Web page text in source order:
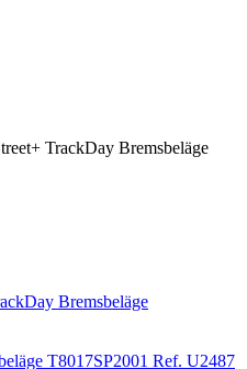
TrackDay Bremsbeläge
Bremsbeläge